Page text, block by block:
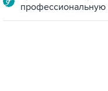
профессиональную